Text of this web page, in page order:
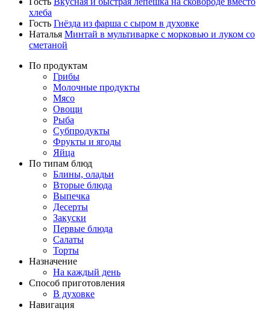
хлеба
Гость Гнёзда из фарша с сыром в духовке
Наталья Минтай в мультиварке с морковью и луком со
сметаной
По продуктам
Грибы
Молочные продукты
Мясо
Овощи
Рыба
Субпродукты
Фрукты и ягоды
Яйца
По типам блюд
Блины, оладьи
Вторые блюда
Выпечка
Десерты
Закуски
Первые блюда
Салаты
Торты
Назначение
На каждый день
Способ приготовления
В духовке
Навигация